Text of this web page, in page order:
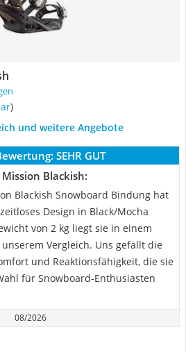
)
und weitere Angebote
SEHR GUT
Blackish:
Blackish Snowboard Bindung hat
Design in Black/Mocha
von 2 kg liegt sie in einem
Vergleich. Uns gefällt die
und Reaktionsfähigkeit, die sie
für Snowboard-Enthusiasten
08/2026